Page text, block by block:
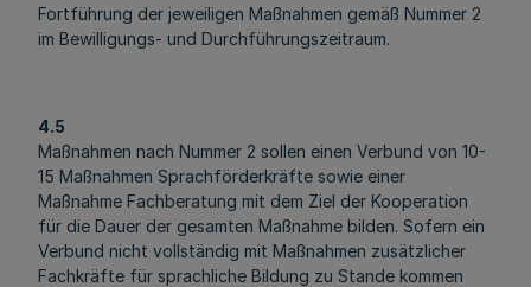
Fortführung der jeweiligen Maßnahmen gemäß Nummer 2
im Bewilligungs- und Durchführungszeitraum.
4.5
Maßnahmen nach Nummer 2 sollen einen Verbund von 10-
15 Maßnahmen Sprachförderkräfte sowie einer
Maßnahme Fachberatung mit dem Ziel der Kooperation
für die Dauer der gesamten Maßnahme bilden. Sofern ein
Verbund nicht vollständig mit Maßnahmen zusätzlicher
Fachkräfte für sprachliche Bildung zu Stande kommen